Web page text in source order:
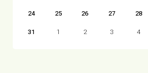
24
25 26 27 28
31
1 2 3 4